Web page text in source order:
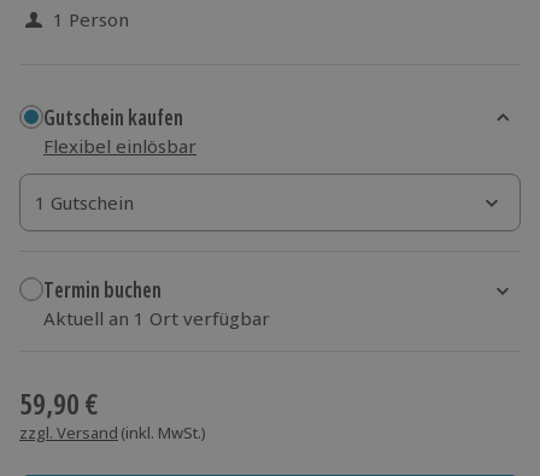
1 Person
Gutschein kaufen
Flexibel einlösbar
1 Gutschein
1 Gutschein
1 Gutschein
Termin buchen
Aktuell an 1 Ort verfügbar
59,90 €
zzgl. Versand (inkl. MwSt.)